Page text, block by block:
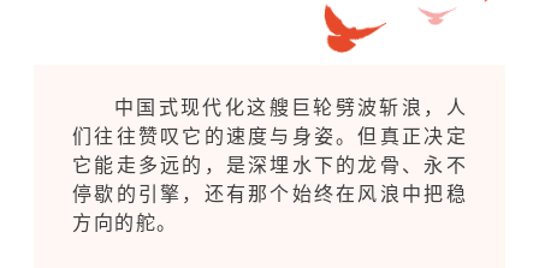
中国式现代化这艘巨轮劈波斩浪，人
们往往赞叹它的速度与身姿。但真正决定
它能走多远的，是深埋水下的龙骨、永不
停歇的引擎，还有那个始终在风浪中把稳
方向的舵。